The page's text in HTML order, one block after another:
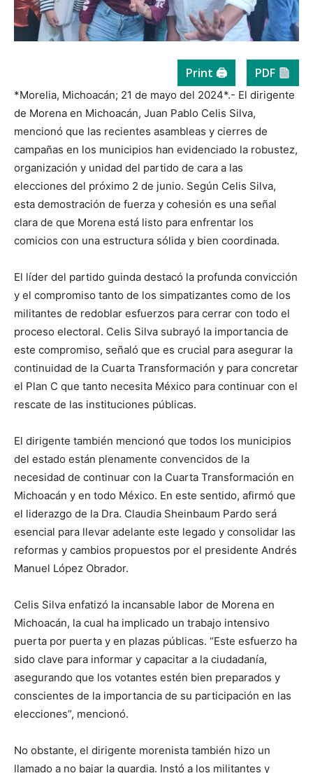
Print 🖨 PDF
*Morelia, Michoacán; 21 de mayo del 2024*.- El dirigente
de Morena en Michoacán, Juan Pablo Celis Silva,
mencionó que las recientes asambleas y cierres de
campañas en los municipios han evidenciado la robustez,
organización y unidad del partido de cara a las
elecciones del próximo 2 de junio. Según Celis Silva,
esta demostración de fuerza y cohesión es una señal
clara de que Morena está listo para enfrentar los
comicios con una estructura sólida y bien coordinada.
El líder del partido guinda destacó la profunda convicción
y el compromiso tanto de los simpatizantes como de los
militantes de redoblar esfuerzos para cerrar con todo el
proceso electoral. Celis Silva subrayó la importancia de
este compromiso, señaló que es crucial para asegurar la
continuidad de la Cuarta Transformación y para concretar
el Plan C que tanto necesita México para continuar con el
rescate de las instituciones públicas.
El dirigente también mencionó que todos los municipios
del estado están plenamente convencidos de la
necesidad de continuar con la Cuarta Transformación en
Michoacán y en todo México. En este sentido, afirmó que
el liderazgo de la Dra. Claudia Sheinbaum Pardo será
esencial para llevar adelante este legado y consolidar las
reformas y cambios propuestos por el presidente Andrés
Manuel López Obrador.
Celis Silva enfatizó la incansable labor de Morena en
Michoacán, la cual ha implicado un trabajo intensivo
puerta por puerta y en plazas públicas. “Este esfuerzo ha
sido clave para informar y capacitar a la ciudadanía,
asegurando que los votantes estén bien preparados y
conscientes de la importancia de su participación en las
elecciones”, mencionó.
No obstante, el dirigente morenista también hizo un
llamado a no bajar la guardia. Instó a los militantes y